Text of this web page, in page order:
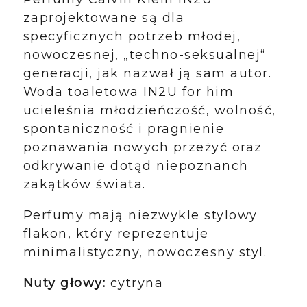
zaprojektowane są dla
specyficznych potrzeb młodej,
nowoczesnej, „techno-seksualnej“
generacji, jak nazwał ją sam autor.
Woda toaletowa IN2U for him
ucieleśnia młodzieńczość, wolność,
spontaniczność i pragnienie
poznawania nowych przeżyć oraz
odkrywanie dotąd niepoznanch
zakątków świata.
Perfumy mają niezwykle stylowy
flakon, który reprezentuje
minimalistyczny, nowoczesny styl.
Nuty głowy: cytryna